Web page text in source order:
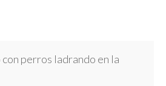
perros ladrando en la